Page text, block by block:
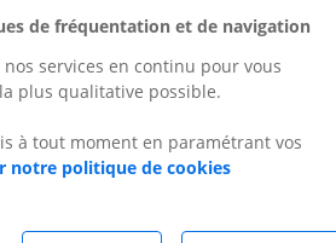
de fréquentation et de navigation
services en continu pour vous
plus qualitative possible.
à tout moment en paramétrant vos
notre politique de cookies